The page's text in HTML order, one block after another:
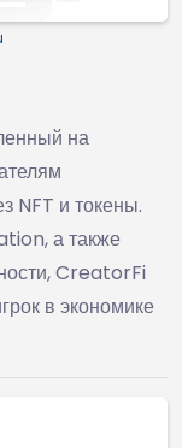
на
NFT и токены.
а также
CreatorFi
в экономике